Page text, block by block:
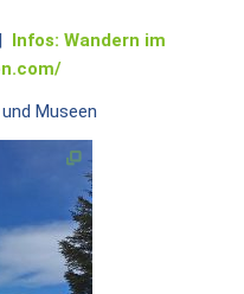
Infos: Wandern im
Museen